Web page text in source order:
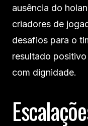
ausência do
criadores de
desafios para o
resultado
com dignidade.